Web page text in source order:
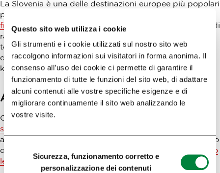
Questo sito web utilizza i cookie
Gli strumenti e i cookie utilizzati sul nostro sito web
raccolgono informazioni sui visitatori in forma anonima. Il
consenso all’uso dei cookie ci permette di garantire il
funzionamento di tutte le funzioni del sito web, di adattare
alcuni contenuti alle vostre specifiche esigenze e di
migliorare continuamente il sito web analizzando le
vostre visite.
Selezione
del
Sicurezza, funzionamento corretto e
personalizzazione dei contenuti
La Slovenia è una delle destinazioni europee più popolari
per gli sport estremi in acqua.
fiume Soča
(Isonzo) offre una delle migliori esperienze di
rafting al mondo. La Slovenia alpina, con i suoi fiumi,
torrenti, cascate e gole di montagna, offre la possibilità
di praticare canyoning e hydrospeed e di andare in
kayak, canoa e rafting sulle rapide.
Altre attività eccitanti all’aperto
Ci sono opportunità d’avventura per tutti i gusti. Potete
sorvolare Lubiana e dintorni in mongolfiera
andare alla scoperta del meraviglioso mondo sotterraneo
delle grotte carsiche. A Tacen è possibile
scendere lungo
le rapide del fiume Savain kayak o rafting.